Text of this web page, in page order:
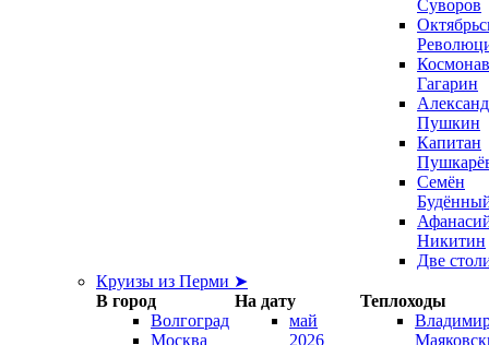
Суворов
Гагарин
Пушкин
Капитан
Семён
Никитин
Две
Круизы из Перми ➤
В город
На дату
Теплоходы
Волгоград
Москва
май
2026